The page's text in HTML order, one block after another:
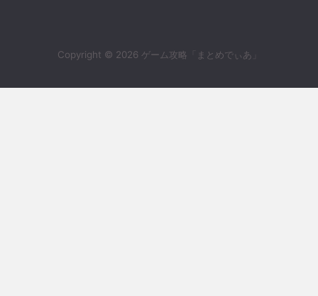
Copyright © 2026 ゲーム攻略「まとめでぃあ」